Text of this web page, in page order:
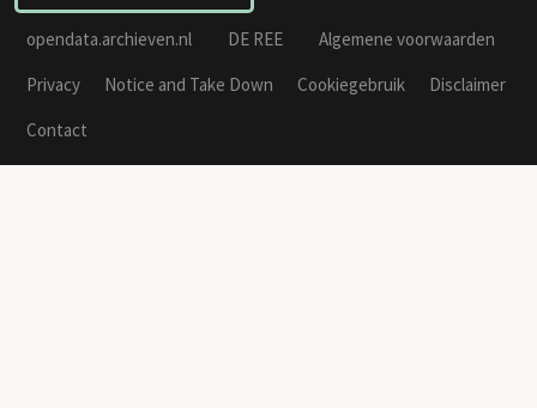
opendata.archieven.nl DE REE
Algemene voorwaarden
Privacy
Notice and Take Down Cookiegebruik
Disclaimer
Contact